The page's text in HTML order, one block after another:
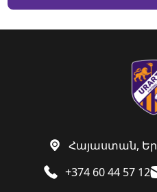
+374 60 44 57 12
Հայաստան,